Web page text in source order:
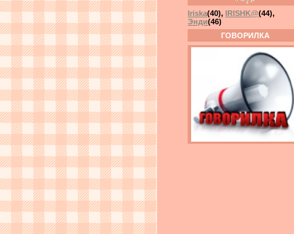
Iriska(40), IRISHK@(44),
Энди(46)
ГОВОРИЛКА